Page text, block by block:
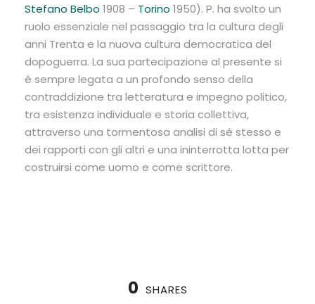
Stefano Belbo 1908 – Torino 1950). P. ha svolto un
ruolo essenziale nel passaggio tra la cultura degli
anni Trenta e la nuova cultura democratica del
dopoguerra. La sua partecipazione al presente si
è sempre legata a un profondo senso della
contraddizione tra letteratura e impegno politico,
tra esistenza individuale e storia collettiva,
attraverso una tormentosa analisi di sé stesso e
dei rapporti con gli altri e una ininterrotta lotta per
costruirsi come uomo e come scrittore.
0 SHARES